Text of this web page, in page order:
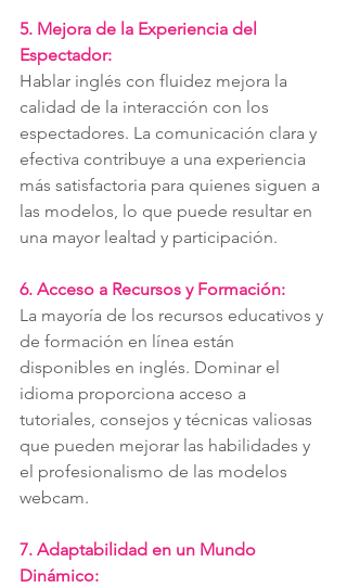
5. Mejora de la Experiencia del
Espectador:
Hablar inglés con fluidez mejora la
calidad de la interacción con los
espectadores. La comunicación clara y
efectiva contribuye a una experiencia
más satisfactoria para quienes siguen a
las modelos, lo que puede resultar en
una mayor lealtad y participación.
6. Acceso a Recursos y Formación:
La mayoría de los recursos educativos y
de formación en línea están
disponibles en inglés. Dominar el
idioma proporciona acceso a
tutoriales, consejos y técnicas valiosas
que pueden mejorar las habilidades y
el profesionalismo de las modelos
webcam.
7. Adaptabilidad en un Mundo
Dinámico: